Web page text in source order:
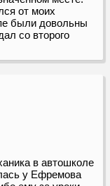
от моих
были довольны
со второго
в автошколе
у Ефремова